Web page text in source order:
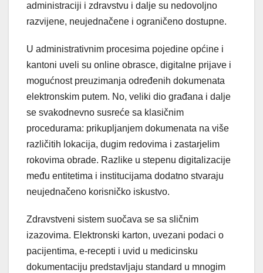
administraciji i zdravstvu i dalje su nedovoljno
razvijene, neujednačene i ograničeno dostupne.
U administrativnim procesima pojedine općine i
kantoni uveli su online obrasce, digitalne prijave i
mogućnost preuzimanja određenih dokumenata
elektronskim putem. No, veliki dio građana i dalje
se svakodnevno susreće sa klasičnim
procedurama: prikupljanjem dokumenata na više
različitih lokacija, dugim redovima i zastarjelim
rokovima obrade. Razlike u stepenu digitalizacije
među entitetima i institucijama dodatno stvaraju
neujednačeno korisničko iskustvo.
Zdravstveni sistem suočava se sa sličnim
izazovima. Elektronski karton, uvezani podaci o
pacijentima, e-recepti i uvid u medicinsku
dokumentaciju predstavljaju standard u mnogim